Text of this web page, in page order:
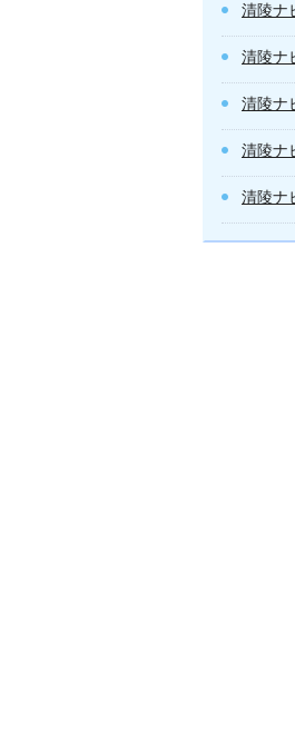
清陵ナ
清陵ナ
清陵ナ
清陵ナ
清陵ナ